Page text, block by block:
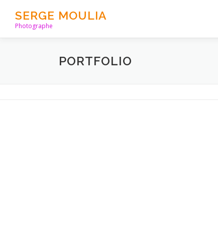
contenu
SERGE MOULIA
Photographe
PORTFOLIO